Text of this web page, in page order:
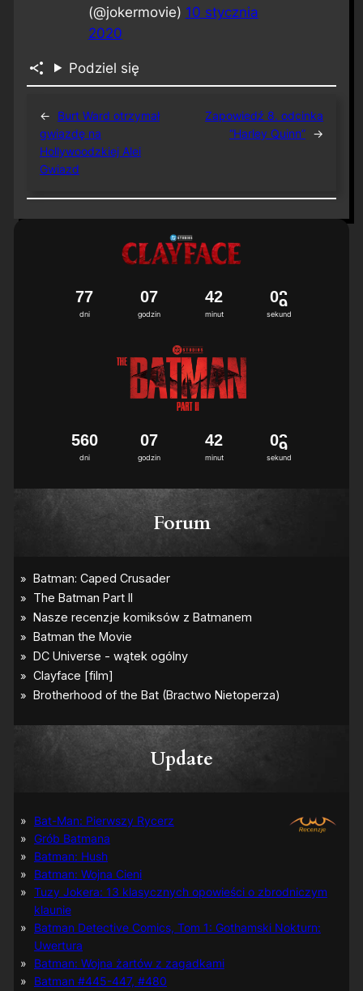
(@jokermovie) 10 stycznia
2020
Podziel się
←
Burt Ward otrzymał
gwiazdę na
Hollywoodzkiej Alei
Gwiazd
Zapowiedź 8. odcinka
“Harley Quinn” →
dni
77
godzin
07
minut
42
sekund
08
dni
560
godzin
07
minut
42
sekund
08
Forum
Update
Bat-Man: Pierwszy Rycerz
Grób Batmana
Batman: Hush
Batman: Wojna Cieni
Tuzy Jokera: 13 klasycznych opowieści o zbrodniczym
klaunie
Batman Detective Comics, Tom 1: Gothamski Nokturn:
Uwertura
Batman: Wojna żartów z zagadkami
Batman #445-447, #480